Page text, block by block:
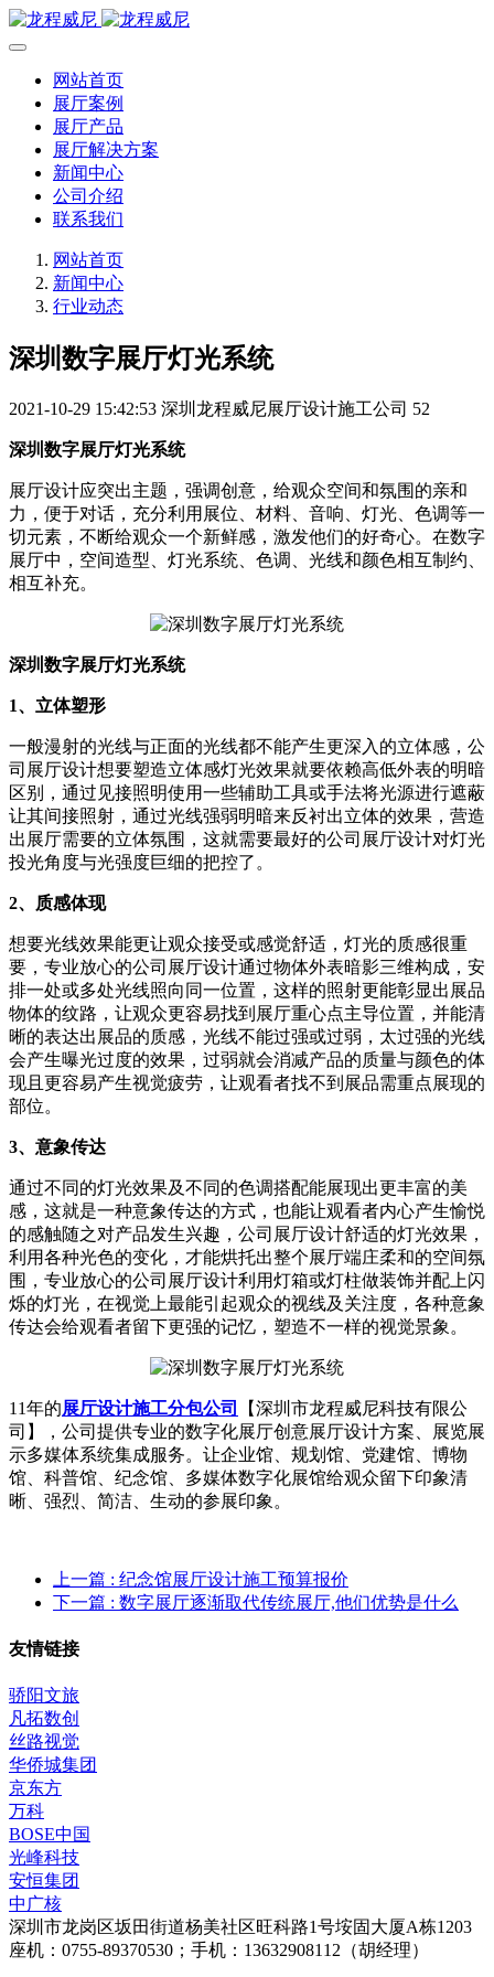
网站首页
展厅案例
展厅产品
展厅解决方案
新闻中心
公司介绍
联系我们
网站首页
新闻中心
行业动态
深圳数字展厅灯光系统
2021-10-29 15:42:53 深圳龙程威尼展厅设计施工公司 52
深圳数字展厅灯光系统
展厅设计应突出主题，强调创意，给观众空间和氛围的亲和
力，便于对话，充分利用展位、材料、音响、灯光、色调等一
切元素，不断给观众一个新鲜感，激发他们的好奇心。在数字
展厅中，空间造型、灯光系统、色调、光线和颜色相互制约、
相互补充。
深圳数字展厅灯光系统
1、立体塑形
一般漫射的光线与正面的光线都不能产生更深入的立体感，公
司展厅设计想要塑造立体感灯光效果就要依赖高低外表的明暗
区别，通过见接照明使用一些辅助工具或手法将光源进行遮蔽
让其间接照射，通过光线强弱明暗来反衬出立体的效果，营造
出展厅需要的立体氛围，这就需要最好的公司展厅设计对灯光
投光角度与光强度巨细的把控了。
2、质感体现
想要光线效果能更让观众接受或感觉舒适，灯光的质感很重
要，专业放心的公司展厅设计通过物体外表暗影三维构成，安
排一处或多处光线照向同一位置，这样的照射更能彰显出展品
物体的纹路，让观众更容易找到展厅重心点主导位置，并能清
晰的表达出展品的质感，光线不能过强或过弱，太过强的光线
会产生曝光过度的效果，过弱就会消减产品的质量与颜色的体
现且更容易产生视觉疲劳，让观看者找不到展品需重点展现的
部位。
3、意象传达
通过不同的灯光效果及不同的色调搭配能展现出更丰富的美
感，这就是一种意象传达的方式，也能让观看者内心产生愉悦
的感触随之对产品发生兴趣，公司展厅设计舒适的灯光效果，
利用各种光色的变化，才能烘托出整个展厅端庄柔和的空间氛
围，专业放心的公司展厅设计利用灯箱或灯柱做装饰并配上闪
烁的灯光，在视觉上最能引起观众的视线及关注度，各种意象
传达会给观看者留下更强的记忆，塑造不一样的视觉景象。
11年的展厅设计施工分包公司
【深圳市龙程威尼科技有限公
司】，公司提供专业的数字化展厅创意展厅设计方案、展览展
示多媒体系统集成服务。让企业馆、规划馆、党建馆、博物
馆、科普馆、纪念馆、多媒体数字化展馆给观众留下印象清
晰、强烈、简洁、生动的参展印象。
上一篇 : 纪念馆展厅设计施工预算报价
下一篇 : 数字展厅逐渐取代传统展厅,他们优势是什么
友情链接
骄阳文旅
凡拓数创
丝路视觉
华侨城集团
京东方
万科
BOSE中国
光峰科技
安恒集团
中广核
深圳市龙岗区坂田街道杨美社区旺科路1号垵固大厦A栋1203
座机：0755-89370530；手机：13632908112（胡经理）